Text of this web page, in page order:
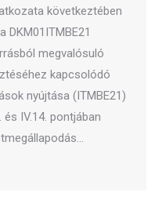
következtében
megvalósuló
kapcsolódó
nyújtása (ITMBE21)
IV.14. pontjában